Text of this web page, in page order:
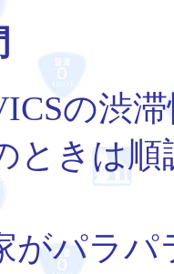
の渋
ときは
パラパ